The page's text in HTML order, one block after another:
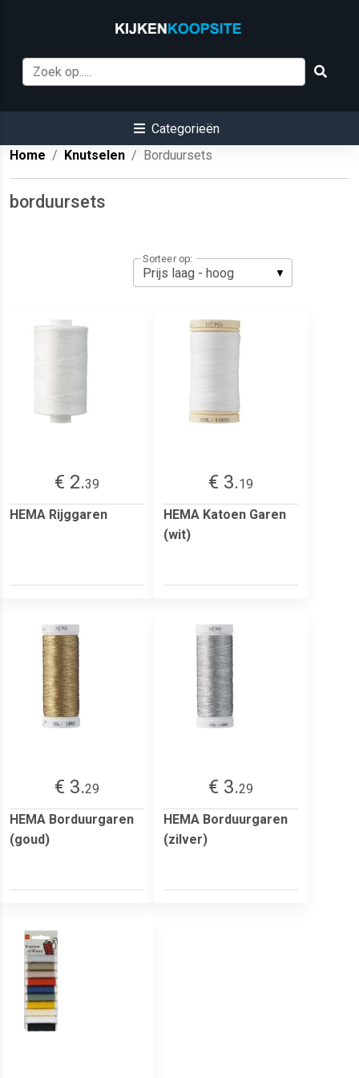
Categorieën
Home
Knutselen Borduursets
borduursets
Sorteer op:
€ 2.39
HEMA Rijggaren
€ 3.19
HEMA Katoen Garen
(wit)
€ 3.29
HEMA Borduurgaren
(goud)
€ 3.29
HEMA Borduurgaren
(zilver)